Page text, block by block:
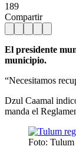
189
Compartir
El presidente
municipio.
“Necesitamos
Dzul Caamal
manda el
Foto: Tulum